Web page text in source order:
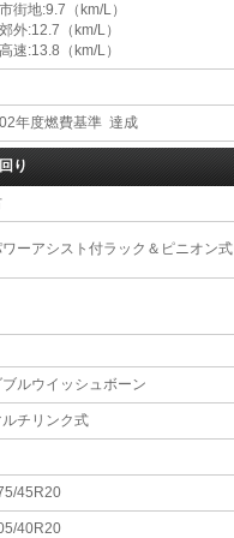
街地:9.7（km/L）
外:12.7（km/L）
速:13.8（km/L）
年度燃費基準 達成
り
ーアシスト付ラック＆ピニオン式
ルウイッシュボーン
チリンク式
45R20
40R20